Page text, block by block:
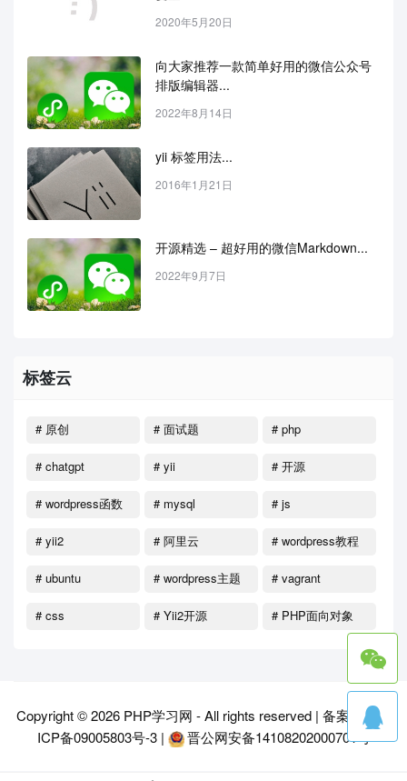
2020年5月20日
向大家推荐一款简单好用的微信公众号
排版编辑器...
2022年8月14日
yii 标签用法...
2016年1月21日
开源精选 – 超好用的微信Markdown...
2022年9月7日
标签云
# 原创 # 面试题 # php
# chatgpt # yii # 开源
# wordpress函数 # mysql # js
# yii2 # 阿里云 # wordpress教程
# ubuntu # wordpress主题 # vagrant
# css # Yii2开源 # PHP面向对象
Copyright © 2026 PHP学习网 - All rights reserved | 备案号：晋
ICP备09005803号-3| 晋公网安备14108202000701号